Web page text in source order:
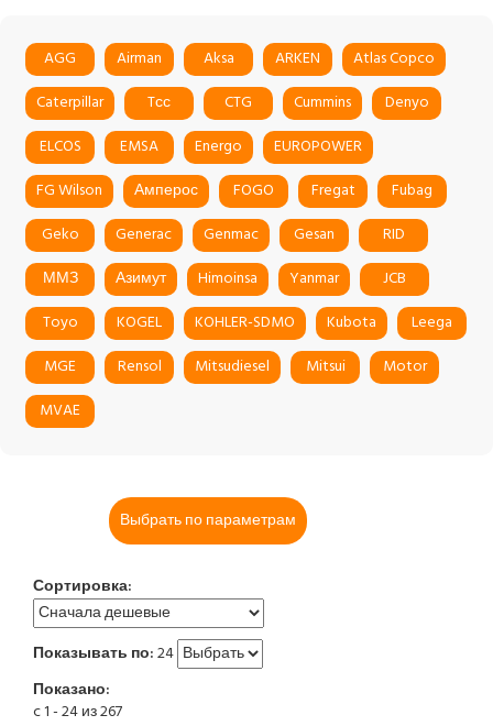
AGG Airman Aksa ARKEN
Atlas Copco
Caterpillar
Tсс CTG Cummins
Denyo
ELCOS
EMSA Energo
EUROPOWER
FG Wilson
Амперос FOGO Fregat
Fubag
Geko
Generac Genmac Gesan
RID
ММЗ
Азимут Himoinsa Yanmar
JCB
Toyo
KOGEL KOHLER-SDMO Kubota
Leega
MGE
Rensol Mitsudiesel Mitsui
Motor
MVAE
Выбрать по параметрам
Сортировка:
Показывать по:24
Показано:
c 1 - 24 из 267